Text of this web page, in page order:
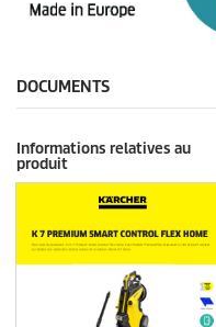
DOCUMENTS
Informations relatives au
produit